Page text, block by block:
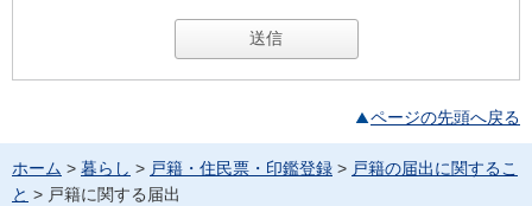
ページの先頭へ戻る
ホーム > 暮らし > 戸籍・住民票・印鑑登録 > 戸籍の届出に関するこ
と > 戸籍に関する届出